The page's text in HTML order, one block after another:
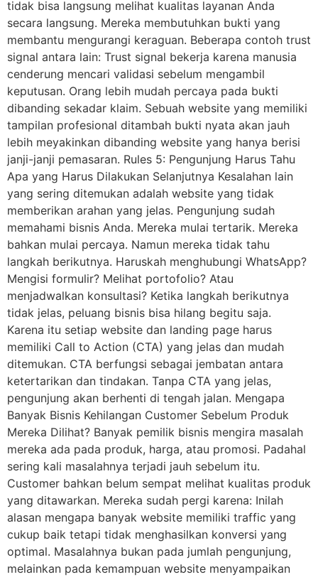
tidak bisa langsung melihat kualitas layanan Anda
secara langsung. Mereka membutuhkan bukti yang
membantu mengurangi keraguan. Beberapa contoh trust
signal antara lain: Trust signal bekerja karena manusia
cenderung mencari validasi sebelum mengambil
keputusan. Orang lebih mudah percaya pada bukti
dibanding sekadar klaim. Sebuah website yang memiliki
tampilan profesional ditambah bukti nyata akan jauh
lebih meyakinkan dibanding website yang hanya berisi
janji-janji pemasaran. Rules 5: Pengunjung Harus Tahu
Apa yang Harus Dilakukan Selanjutnya Kesalahan lain
yang sering ditemukan adalah website yang tidak
memberikan arahan yang jelas. Pengunjung sudah
memahami bisnis Anda. Mereka mulai tertarik. Mereka
bahkan mulai percaya. Namun mereka tidak tahu
langkah berikutnya. Haruskah menghubungi WhatsApp?
Mengisi formulir? Melihat portofolio? Atau
menjadwalkan konsultasi? Ketika langkah berikutnya
tidak jelas, peluang bisnis bisa hilang begitu saja.
Karena itu setiap website dan landing page harus
memiliki Call to Action (CTA) yang jelas dan mudah
ditemukan. CTA berfungsi sebagai jembatan antara
ketertarikan dan tindakan. Tanpa CTA yang jelas,
pengunjung akan berhenti di tengah jalan. Mengapa
Banyak Bisnis Kehilangan Customer Sebelum Produk
Mereka Dilihat? Banyak pemilik bisnis mengira masalah
mereka ada pada produk, harga, atau promosi. Padahal
sering kali masalahnya terjadi jauh sebelum itu.
Customer bahkan belum sempat melihat kualitas produk
yang ditawarkan. Mereka sudah pergi karena: Inilah
alasan mengapa banyak website memiliki traffic yang
cukup baik tetapi tidak menghasilkan konversi yang
optimal. Masalahnya bukan pada jumlah pengunjung,
melainkan pada kemampuan website menyampaikan